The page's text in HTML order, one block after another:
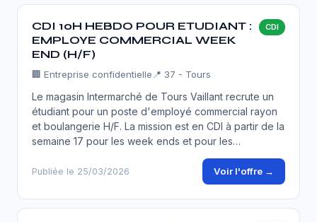
CDI 10H HEBDO POUR ETUDIANT :
EMPLOYE COMMERCIAL WEEK
END (H/F)
CDI
🏢 Entreprise confidentielle 📍 37 - Tours
Le magasin Intermarché de Tours Vaillant recrute un
étudiant pour un poste d'employé commercial rayon
et boulangerie H/F. La mission est en CDI à partir de la
semaine 17 pour les week ends et pour les…
Publiée le 25/03/2026 Voir l'offre →